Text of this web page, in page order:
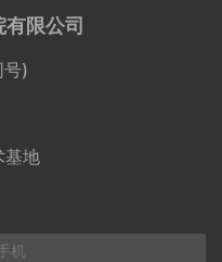
限公司
)
基地